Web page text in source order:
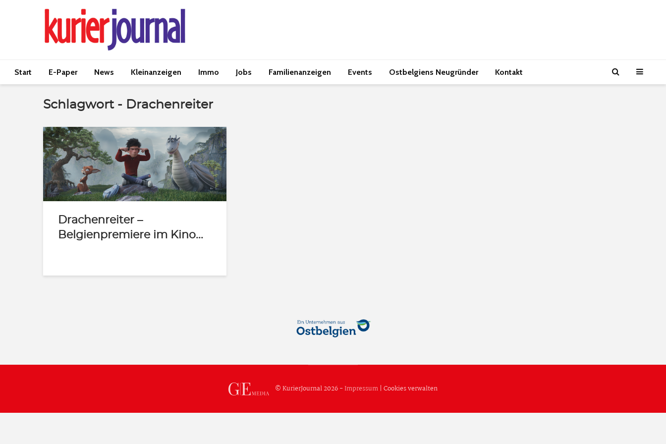
Start E-Paper News Kleinanzeigen Immo Jobs Familienanzeigen Events Ostbelgiens Neugründer Kontakt
Schlagwort - Drachenreiter
Drachenreiter –
Belgienpremiere im Kino...
© KurierJournal 2026 -Impressum |Cookies verwalten